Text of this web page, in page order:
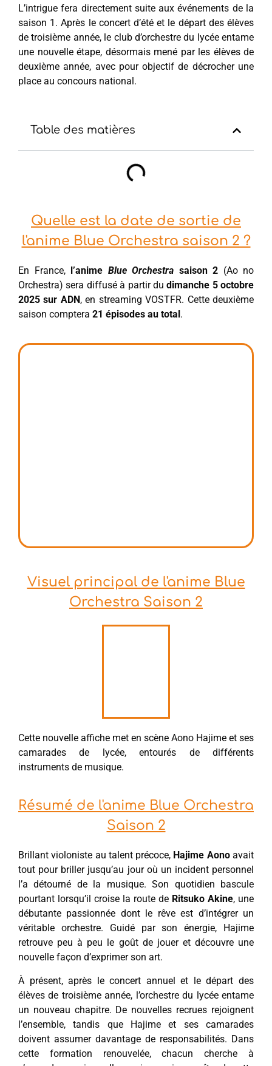
L’intrigue fera directement suite aux événements de la
saison 1. Après le concert d’été et le départ des élèves
de troisième année, le club d’orchestre du lycée entame
une nouvelle étape, désormais mené par les élèves de
deuxième année, avec pour objectif de décrocher une
place au concours national.
Table des matières
Quelle est la date de sortie de
l'anime Blue Orchestra saison 2 ?
En France, l’anime Blue Orchestra saison 2 (Ao no
Orchestra) sera diffusé à partir dudimanche 5 octobre
2025 sur ADN , en streaming VOSTFR. Cette deuxième
saison comptera 21 épisodes au total .
Visuel principal de l'anime Blue
Orchestra Saison 2
Cette nouvelle affiche met en scène Aono Hajime et ses
camarades de lycée, entourés de différents
instruments de musique.
Résumé de l'anime Blue Orchestra
Saison 2
Brillant violoniste au talent précoce, Hajime Aonoavait
tout pour briller jusqu’au jour où un incident personnel
l’a détourné de la musique. Son quotidien bascule
pourtant lorsqu’il croise la route de Ritsuko Akine, une
débutante passionnée dont le rêve est d’intégrer un
véritable orchestre. Guidé par son énergie, Hajime
retrouve peu à peu le goût de jouer et découvre une
nouvelle façon d’exprimer son art.
À présent, après le concert annuel et le départ des
élèves de troisième année, l’orchestre du lycée entame
un nouveau chapitre. De nouvelles recrues rejoignent
l’ensemble, tandis que Hajime et ses camarades
doivent assumer davantage de responsabilités. Dans
cette formation renouvelée, chacun cherche à